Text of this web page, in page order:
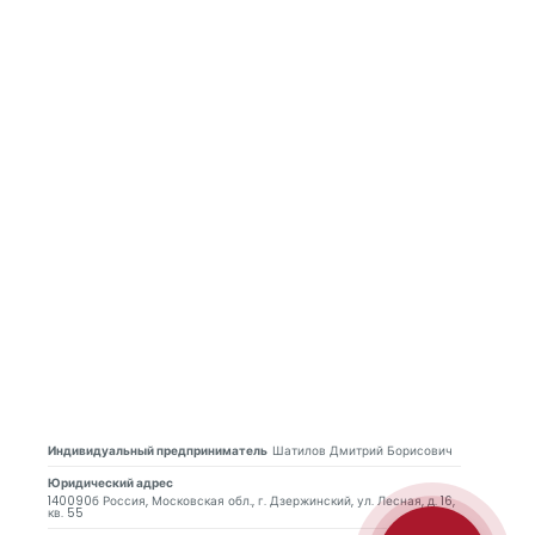
Индивидуальный предприниматель Шатилов Дмитрий Борисович
Юридический адрес
140090б Россия, Московская обл., г. Дзержинский, ул. Лесная, д. 16,
кв. 55